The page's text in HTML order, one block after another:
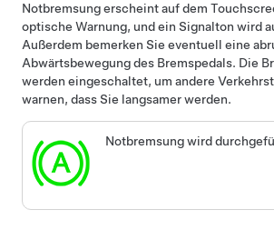
Notbremsung erscheint aufdem
optische Warnung, und ein Signalton wird
Außerdem bemerken Sie eventuell eine
Abwärtsbewegung des Bremspedals. Die
werden eingeschaltet, um andere
warnen, dass Sie langsamer werden.
Notbremsung wird